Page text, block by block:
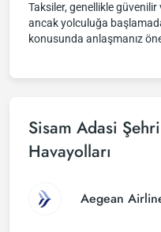
Taksiler, genellikle
ancak yolculuğa
konusunda anlaşmanız
Sisam Adasi
Havayolları
Aegean